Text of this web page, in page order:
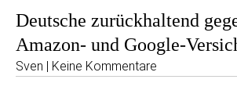
Deutsche zurückhaltend
Amazon- und Google-
Sven | Keine Kommentare